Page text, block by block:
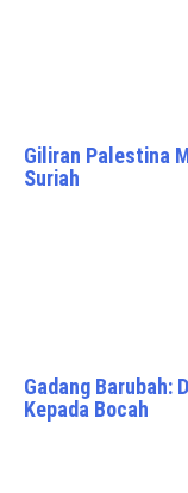
Giliran Palestina
Suriah
Gadang Barubah:
Kepada Bocah